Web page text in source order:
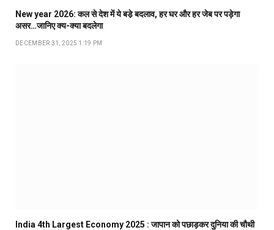
New year 2026: कल से देश में ये बडे़ बदलाव, हर घर और हर जेब पर पड़ेगा
असर…जानिए क्य-क्या बदलेगा
DECEMBER 31, 2025 1:19 PM
India 4th Largest Economy 2025 : जापान को पछाड़कर दुनिया की चौथी